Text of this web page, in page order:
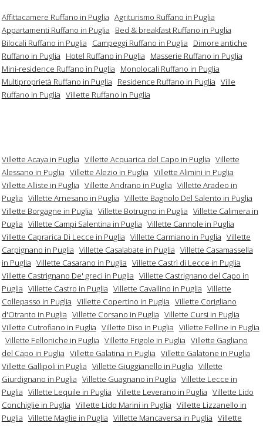
Affittacamere Ruffano in Puglia Agriturismo Ruffano in Puglia
Appartamenti Ruffano in Puglia
Bed & breakfast Ruffano in Puglia
Bilocali Ruffano in Puglia
Campeggi Ruffano in Puglia
Dimore antiche
Ruffano in Puglia
Hotel Ruffano in Puglia
Masserie Ruffano in Puglia
Mini-residence Ruffano in Puglia
Monolocali Ruffano in Puglia
Multiproprietà Ruffano in Puglia
Residence Ruffano in Puglia Ville
Ruffano in Puglia Villette Ruffano in Puglia
Villette Acaya in Puglia Villette Acquarica del Capo in Puglia Villette
Alessano in Puglia Villette Alezio in Puglia Villette Alimini in Puglia
Villette Alliste in Puglia Villette Andrano in Puglia Villette Aradeo in
Puglia Villette Arnesano in Puglia Villette Bagnolo Del Salento in Puglia
Villette Borgagne in Puglia Villette Botrugno in Puglia Villette Calimera in
Puglia Villette Campi Salentina in Puglia Villette Cannole in Puglia
Villette Caprarica Di Lecce in Puglia Villette Carmiano in Puglia Villette
Carpignano in Puglia Villette Casalabate in Puglia Villette Casamassella
in Puglia Villette Casarano in Puglia Villette Castrì di Lecce in Puglia
Villette Castrignano De' greci in Puglia Villette Castrignano del Capo in
Puglia Villette Castro in Puglia Villette Cavallino in Puglia Villette
Collepasso in Puglia Villette Copertino in Puglia Villette Corigliano
d'Otranto in Puglia Villette Corsano in Puglia Villette Cursi in Puglia
Villette Cutrofiano in Puglia Villette Diso in Puglia Villette Felline in Puglia
Villette Felloniche in Puglia Villette Frigole in Puglia Villette Gagliano
del Capo in Puglia Villette Galatina in Puglia Villette Galatone in Puglia
Villette Gallipoli in Puglia Villette Giuggianello in Puglia Villette
Giurdignano in Puglia Villette Guagnano in Puglia Villette Lecce in
Puglia Villette Lequile in Puglia Villette Leverano in Puglia Villette Lido
Conchiglie in Puglia Villette Lido Marini in Puglia Villette Lizzanello in
Puglia Villette Maglie in Puglia Villette Mancaversa in Puglia Villette